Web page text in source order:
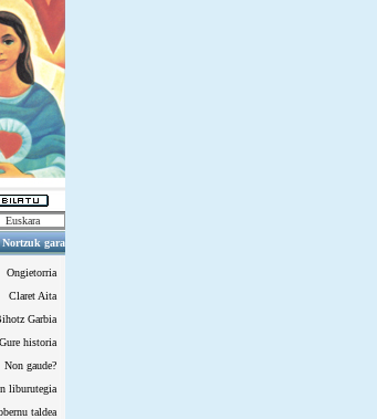
Euskara
Nortzuk gara
Ongietorria
Claret Aita
Garbia
Gure historia
Non gaude?
liburutegia
taldea